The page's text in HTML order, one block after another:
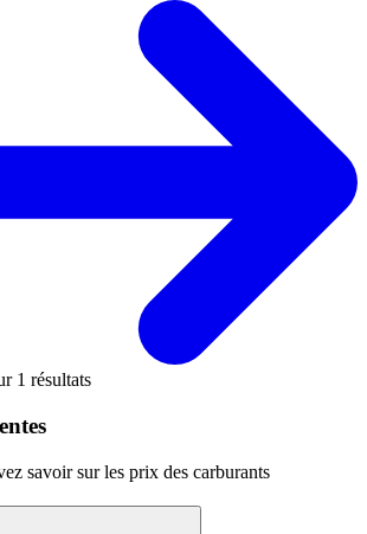
1 résultats
savoir sur les prix des carburants